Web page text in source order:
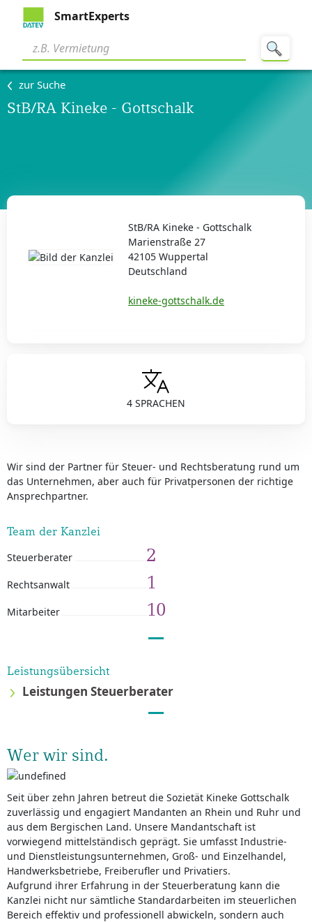
SmartExperts
zur Suche
StB/RA Kineke - Gottschalk
4 SPRACHEN
Wir sind der Partner für Steuer- und Rechtsberatung rund um
das Unternehmen, aber auch für Privatpersonen der richtige
Ansprechpartner.
Team der Kanzlei
Steuerberater 2
Rechtsanwalt 1
Mitarbeiter 10
Leistungsübersicht
Leistungen Steuerberater
Wer wir sind.
Seit über zehn Jahren betreut die Sozietät Kineke Gottschalk
zuverlässig und engagiert Mandanten an Rhein und Ruhr und
aus dem Bergischen Land. Unsere Mandantschaft ist
vorwiegend mittelständisch geprägt. Sie umfasst Industrie-
und Dienstleistungsunternehmen, Groß- und Einzelhandel,
Handwerksbetriebe, Freiberufler und Privatiers.
Aufgrund ihrer Erfahrung in der Steuerberatung kann die
Kanzlei nicht nur sämtliche Standardarbeiten im steuerlichen
Bereich effektiv und professionell abwickeln, sondern auch
StB/RA Kineke - Gottschalk
Marienstraße 27
42105 Wuppertal
Deutschland
kineke-gottschalk.de